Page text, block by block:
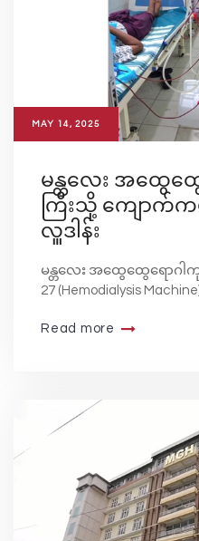
MAY 14, 2025
မန္တလေး အထွေထွ
ကြီးသို့ ကျောက်
လှူဒါန်း
မန္တလေး အထွေထွေရောဂါကု
27 (Hemodialysis
Read more